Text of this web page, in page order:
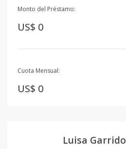
Monto del Préstamo:
US$ 0
Cuota Mensual:
US$ 0
Luisa Garrido